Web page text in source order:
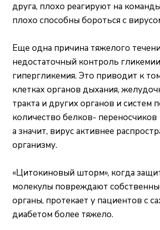
друга, плохо реагируют на
плохо способны бороться с
Еще одна причина тяжелого
недостаточный контроль
гипергликемия. Это приводит к
клетках органов дыхания,
тракта и других органов и систем
количество белков- переносчиков
а значит, вирус активнее
организму.
«Цитокиновый шторм», когда
молекулы повреждают
органы, протекает у пациентов с
диабетом более тяжело.